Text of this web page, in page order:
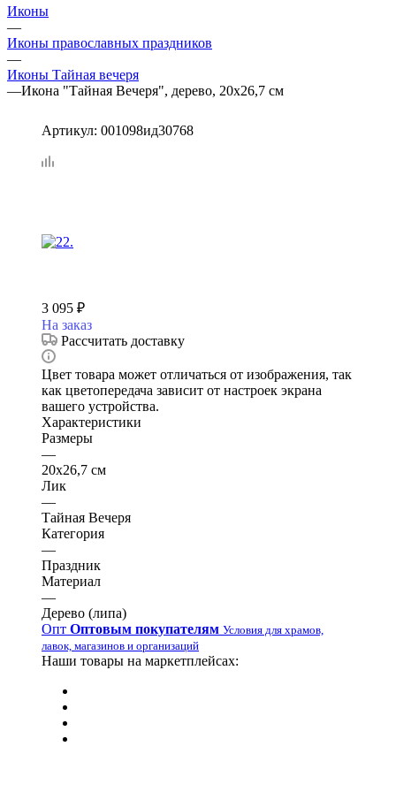
Иконы
—
Иконы православных праздников
—
Иконы Тайная вечеря
—Икона "Тайная Вечеря", дерево, 20х26,7 см
Артикул: 001098ид30768
3 095 ₽
На заказ
Рассчитать доставку
Цвет товара может отличаться от изображения, так
как цветопередача зависит от настроек экрана
вашего устройства.
Характеристики
Размеры
—
20х26,7 см
Лик
—
Тайная Вечеря
Категория
—
Праздник
Материал
—
Дерево (липа)
Опт Оптовым покупателям Условия для храмов,
лавок, магазинов и организаций
Наши товары на маркетплейсах: